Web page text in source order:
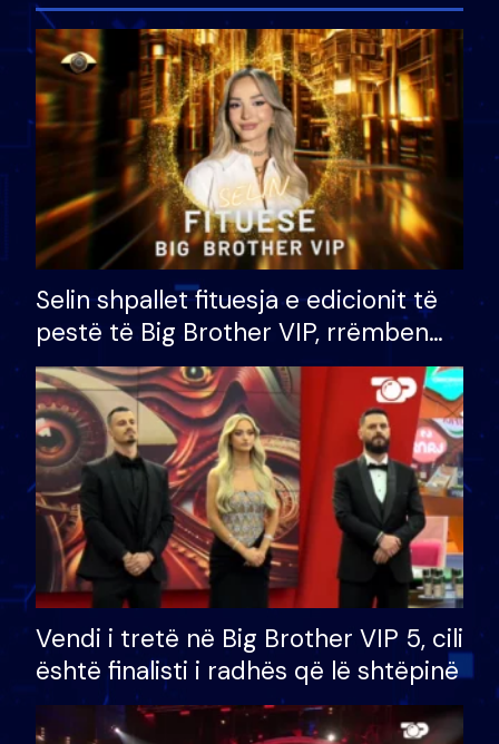
Selin shpallet fituesja e edicionit të
pestë të Big Brother VIP, rrëmben
çmimin e madh prej 100 mijë eurosh
Vendi i tretë në Big Brother VIP 5, cili
është finalisti i radhës që lë shtëpinë